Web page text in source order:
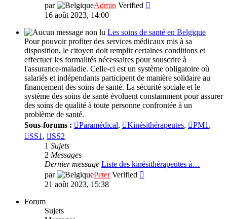
par
Admin Verified
message
16 août 2023, 14:00
Les soins de santé en Belgique
Pour pouvoir profiter des services médicaux mis à sa
disposition, le citoyen doit remplir certaines conditions et
effectuer les formalités nécessaires pour souscrire à
l'assurance-maladie. Celle-ci est un système obligatoire où
salariés et indépendants participent de manière solidaire au
financement des soins de santé. La sécurité sociale et le
système des soins de santé évoluent constamment pour assurer
des soins de qualité à toute personne confrontée à un
problème de santé.
Sous-forums :
Paramédical, Kinésithérapeutes, PM1,
SS1,
SS2
1 Sujets
2 Messages
Dernier message Liste des kinésithérapeutes à…
par
Peter Verified
21 août 2023, 15:38
Forum
Sujets